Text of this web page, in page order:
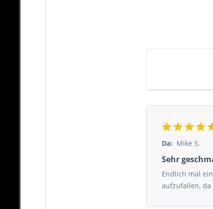
Da: Mike S.
Sehr
Endlich mal
aufzufallen,